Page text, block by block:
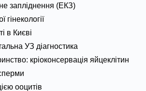
запліднення (ЕКЗ)
гінекології
в Києві
УЗ діагностика
кріоконсервація яйцеклітин
ооцитів